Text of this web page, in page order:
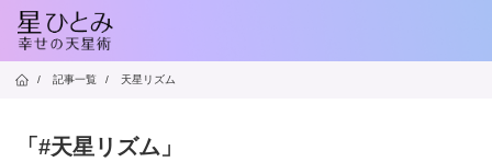
/ 記事一覧 / 天星リズム
「#天星リズム」